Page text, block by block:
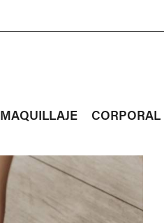
MAQUILLAJE CORPORAL